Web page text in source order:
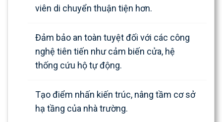
viên di chuyển thuận tiện hơn.
Đảm bảo an toàn tuyệt đối với các công
nghệ tiên tiến như cảm biến cửa, hệ
thống cứu hộ tự động.
Tạo điểm nhấn kiến trúc, nâng tầm cơ sở
hạ tầng của nhà trường.